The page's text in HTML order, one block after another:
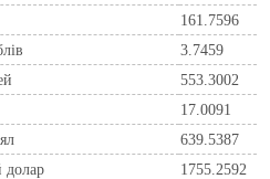
161.7596
3.7459
553.3002
17.0091
639.5387
долар
1755.2592